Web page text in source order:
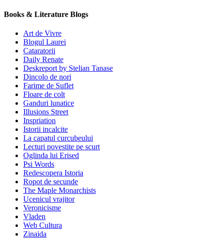
Books & Literature Blogs
Art de Vivre
Blogul Laurei
Cataratorii
Daily Renate
Deskreport by Stelian Tanase
Dincolo de nori
Farime de Suflet
Floare de colt
Ganduri lunatice
Illusions Street
Inspriation
Istorii incalcite
La capatul curcubeului
Lecturi povestite pe scurt
Oglinda lui Erised
Psi Words
Redescopera Istoria
Ropot de secunde
The Maple Monarchists
Ucenicul vrajitor
Veronicisme
Vladen
Web Cultura
Zinaida